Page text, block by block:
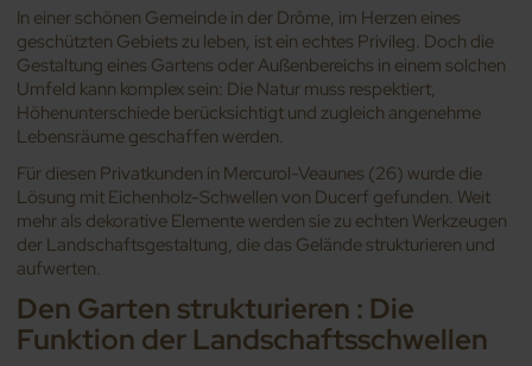
In einer schönen Gemeinde in der Drôme, im Herzen eines
geschützten Gebiets zu leben, ist ein echtes Privileg. Doch die
Gestaltung eines Gartens oder Außenbereichs in einem solchen
Umfeld kann komplex sein: Die Natur muss respektiert,
Höhenunterschiede berücksichtigt und zugleich angenehme
Lebensräume geschaffen werden.
Für diesen Privatkunden in Mercurol-Veaunes (26) wurde die
Lösung mit Eichenholz-Schwellen von Ducerf gefunden. Weit
mehr als dekorative Elemente werden sie zu echten Werkzeugen
der Landschaftsgestaltung, die das Gelände strukturieren und
aufwerten.
Den Garten strukturieren : Die
Funktion der Landschaftsschwellen